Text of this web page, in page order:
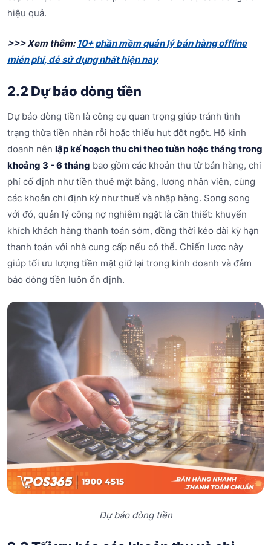
hiệu quả.
>>> Xem thêm:10+ phần mềm quản lý bán hàng offline
miễn phí, dễ sử dụng nhất hiện nay
2.2 Dự báo dòng tiền
Dự báo dòng tiền là công cụ quan trọng giúp tránh tình
trạng thừa tiền nhàn rỗi hoặc thiếu hụt đột ngột. Hộ kinh
doanh nên lập kế hoạch thu chi theo tuần hoặc tháng trong
khoảng 3 - 6 tháng bao gồm các khoản thu từ bán hàng, chi
phí cố định như tiền thuê mặt bằng, lương nhân viên, cùng
các khoản chi định kỳ như thuế và nhập hàng. Song song
với đó, quản lý công nợ nghiêm ngặt là cần thiết: khuyến
khích khách hàng thanh toán sớm, đồng thời kéo dài kỳ hạn
thanh toán với nhà cung cấp nếu có thể. Chiến lược này
giúp tối ưu lượng tiền mặt giữ lại trong kinh doanh và đảm
bảo dòng tiền luôn ổn định.
Dự báo dòng tiền